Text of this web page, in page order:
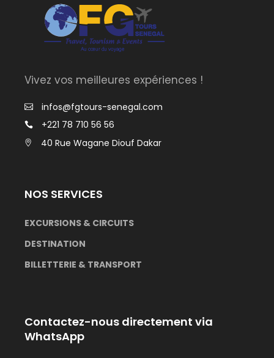
Vivez vos meilleures expériences !
infos@fgtours-senegal.com
+221 78 710 56 56
40 Rue Wagane Diouf Dakar
NOS SERVICES
EXCURSIONS & CIRCUITS
DESTINATION
BILLETTERIE & TRANSPORT
Contactez-nous directement via
WhatsApp